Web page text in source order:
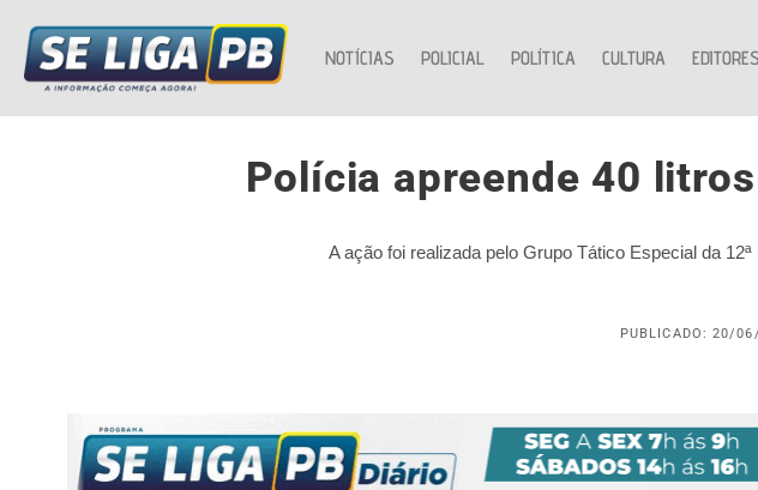
NOTÍCIAS POLICIAL POLÍTICA CULTURA EDITORES
Polícia apreende 40
A ação foi realizada pelo Grupo Tático Especial da
PUBLICADO: 20/